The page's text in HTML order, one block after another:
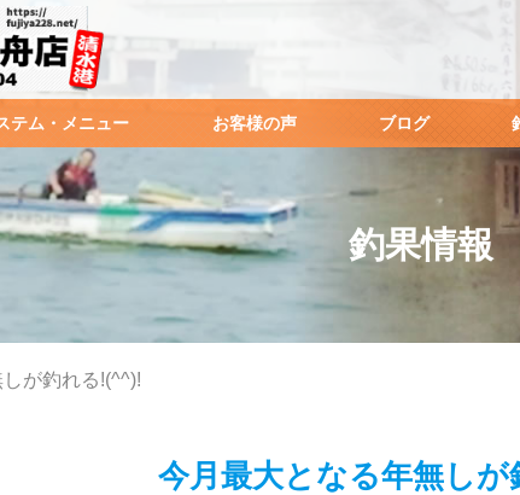
テム・メニュー お客様の声 ブログ
釣果情報
が釣れる!(^^)!
今月最大となる年無し